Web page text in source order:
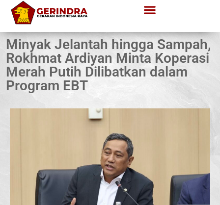
Minyak Jelantah hingga Sampah,
Rokhmat Ardiyan Minta Koperasi
Merah Putih Dilibatkan dalam
Program EBT